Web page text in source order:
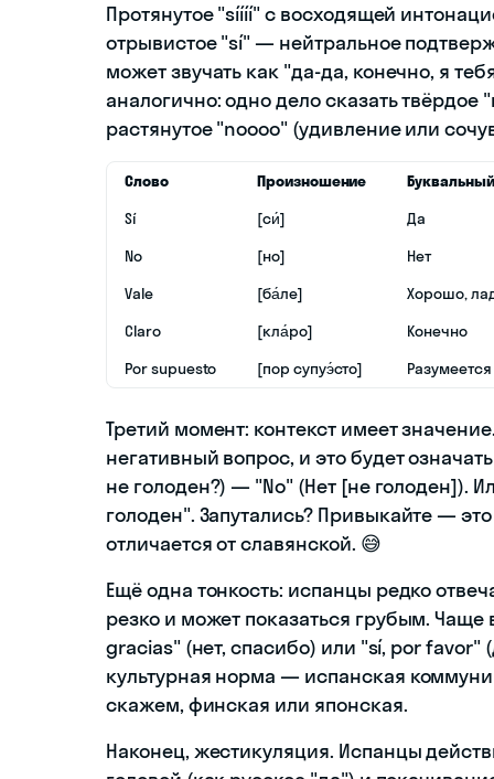
Протянутое "síííí" с восходящей
отрывистое "sí" — нейтральное
может звучать как "да-да, конечно, я
аналогично: одно дело сказать
растянутое "noooo" (удивление или
Слово Произношение
Sí
[си́]
Да
No
[но]
Нет
Vale
[ба́ле]
Хорошо,
Claro
[кла́ро]
Конечно
Por supuesto
[пор супуэ́сто] Разумеется
Третий момент: контекст имеет
негативный вопрос, и это будет
не голоден?) — "No" (Нет [не голоден]).
голоден". Запутались? Привыкайте —
отличается от славянской. 😅
Ещё одна тонкость: испанцы редко
резко и может показаться грубым.
gracias" (нет, спасибо) или "sí, por favor"
культурная норма — испанская
скажем, финская или японская.
Наконец, жестикуляция. Испанцы